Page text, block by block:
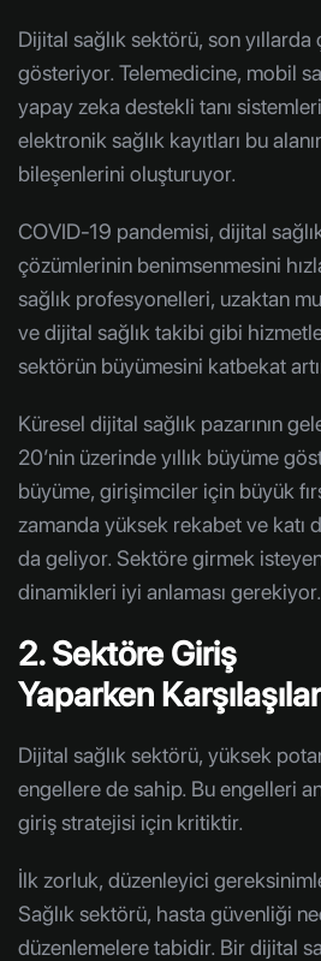
Dijital sağlık sektörü, son yıllarda
gösteriyor. Telemedicine, mobil
yapay zeka destekli tanı
elektronik sağlık kayıtları bu
bileşenlerini oluşturuyor.
COVID-19 pandemisi, dijital
çözümlerinin benimsenmesini
sağlık profesyonelleri, uzaktan
ve dijital sağlık takibi gibi
sektörün büyümesini katbekat
Küresel dijital sağlık pazarının
20’nin üzerinde yıllık büyüme
büyüme, girişimciler için büyük
zamanda yüksek rekabet ve katı
da geliyor. Sektöre girmek
dinamikleri iyi anlaması gerekiyor.
2. Sektöre Giriş
Yaparken
Dijital sağlık sektörü, yüksek
engellere de sahip. Bu engelleri
giriş stratejisi için kritiktir.
İlk zorluk, düzenleyici
Sağlık sektörü, hasta güvenliği
düzenlemelere tabidir. Bir dijital